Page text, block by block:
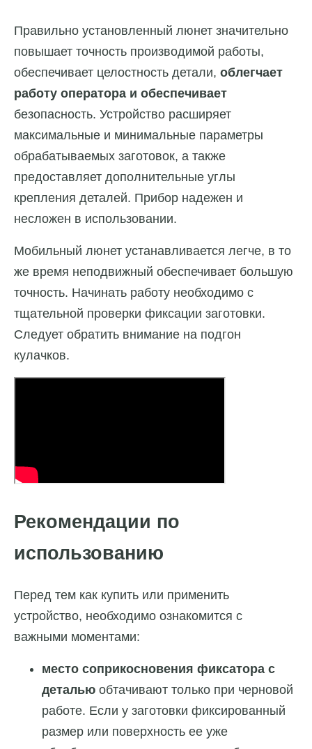
Правильно установленный люнет значительно
повышает точность производимой работы,
обеспечивает целостность детали, облегчает
работу оператора и обеспечивает
безопасность. Устройство расширяет
максимальные и минимальные параметры
обрабатываемых заготовок, а также
предоставляет дополнительные углы
крепления деталей. Прибор надежен и
несложен в использовании.
Мобильный люнет устанавливается легче, в то
же время неподвижный обеспечивает большую
точность. Начинать работу необходимо с
тщательной проверки фиксации заготовки.
Следует обратить внимание на подгон
кулачков.
Рекомендации по
использованию
Перед тем как купить или применить
устройство, необходимо ознакомится с
важными моментами:
место соприкосновения фиксатора с
деталью обтачивают только при черновой
работе. Если у заготовки фиксированный
размер или поверхность ее уже